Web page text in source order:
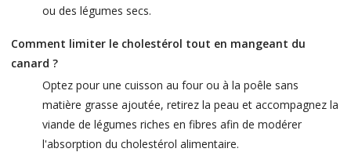
ou des légumes secs.
Comment limiter le cholestérol tout en mangeant du
canard ?
Optez pour une cuisson au four ou à la poêle sans
matière grasse ajoutée, retirez la peau et accompagnez la
viande de légumes riches en fibres afin de modérer
l'absorption du cholestérol alimentaire.